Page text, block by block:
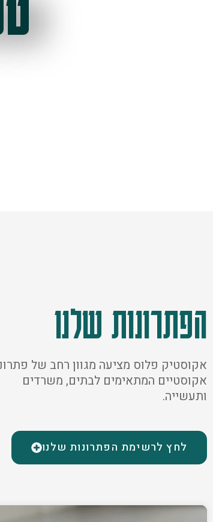
הפתרונות שלנו
אקוסטיק פלוס מציעה מגוון רחב של
אקוסטיים המתאימים לבתים, משרדים
ותעשייה.
לחץ לרשימת הפתרונות שלנו